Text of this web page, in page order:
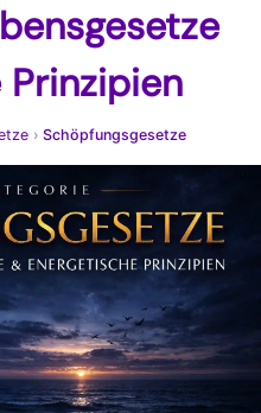
› Schöpfungsgesetze